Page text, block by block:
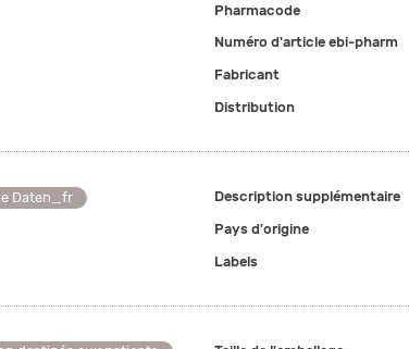
Pharmacode
Numéro d'article ebi-pharm
Fabricant
Distribution
Daten_fr
Description supplémentaire
Pays d'origine
Labels